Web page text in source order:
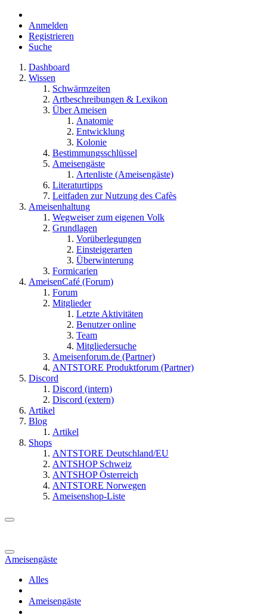
Anmelden
Registrieren
Suche
Dashboard
Wissen
Schwärmzeiten
Artbeschreibungen & Lexikon
Über Ameisen
Anatomie
Entwicklung
Kolonie
Bestimmungsschlüssel
Ameisengäste
Artenliste (Ameisengäste)
Literaturtipps
Leitfaden zur Nutzung des Cafès
Ameisenhaltung
Wegweiser zum eigenen Volk
Grundlagen
Vorüberlegungen
Einsteigerarten
Überwinterung
Formicarien
AmeisenCafé (Forum)
Forum
Mitglieder
Letzte Aktivitäten
Benutzer online
Team
Mitgliedersuche
Ameisenforum.de (Partner)
ANTSTORE Produktforum (Partner)
Discord
Discord (intern)
Discord (extern)
Artikel
Blog
Artikel
Shops
ANTSTORE Deutschland/EU
ANTSHOP Schweiz
ANTSHOP Österreich
ANTSTORE Norwegen
Ameisenshop-Liste
Ameisengäste
Alles
Ameisengäste